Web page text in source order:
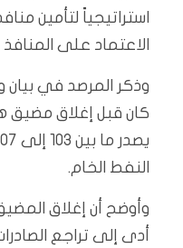
استراتيجياً لتأمين
الاعتماد على المنافذ
وذكر المرصد في بيان
النفط الخام.
وأوضح أن إغلاق
أدى إلى تراجع